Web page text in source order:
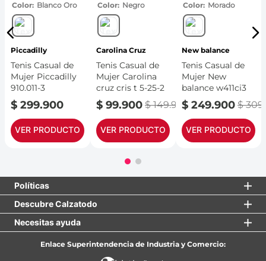
900
Color Blanco Oro
Piccadilly
Tenis Casual de
Mujer Piccadilly
910.011-3
$ 299.900
VER PRODUCTO
Color Negro
Carolina Cruz
Tenis Casual de
Mujer Carolina
cruz cris t 5-25-2
$ 99.900 $ 149.900
VER PRODUCTO
Color Morado
New balance
Tenis Casual de
Mujer New
balance w411ci3
$ 249.900 $ 309
VER PRODUCTO
Políticas
Descubre Calzatodo
Necesitas ayuda
Enlace Superintendencia de Industria y Comercio: